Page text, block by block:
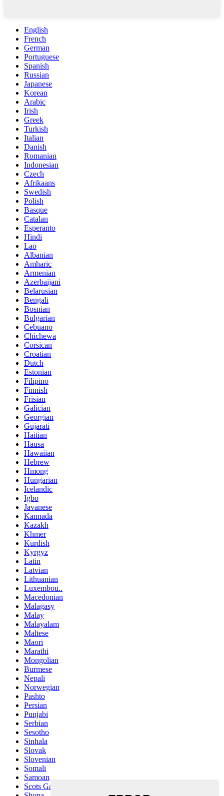
English
French
German
Portuguese
Spanish
Russian
Japanese
Korean
Arabic
Irish
Greek
Turkish
Italian
Danish
Romanian
Indonesian
Czech
Afrikaans
Swedish
Polish
Basque
Catalan
Esperanto
Hindi
Lao
Albanian
Amharic
Armenian
Azerbaijani
Belarusian
Bengali
Bosnian
Bulgarian
Cebuano
Chichewa
Corsican
Croatian
Dutch
Estonian
Filipino
Finnish
Frisian
Galician
Georgian
Gujarati
Haitian
Hausa
Hawaiian
Hebrew
Hmong
Hungarian
Icelandic
Igbo
Javanese
Kannada
Kazakh
Khmer
Kurdish
Kyrgyz
Latin
Latvian
Lithuanian
Luxembou..
Macedonian
Malagasy
Malay
Malayalam
Maltese
Maori
Marathi
Mongolian
Burmese
Nepali
Norwegian
Pashto
Persian
Punjabi
Serbian
Sesotho
Sinhala
Slovak
Slovenian
Somali
Samoan
Scots Gaelic